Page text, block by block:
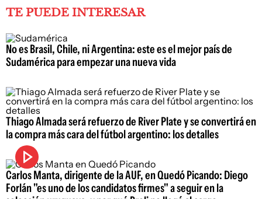
TE PUEDE INTERESAR
No es Brasil, Chile, ni Argentina: este es el mejor país de
Sudamérica para empezar una nueva vida
Thiago Almada será refuerzo de River Plate y se convertirá en
la compra más cara del fútbol argentino: los detalles
Carlos Manta, dirigente de la AUF, en Quedó Picando: Diego
Forlán "es uno de los candidatos firmes" a seguir en la